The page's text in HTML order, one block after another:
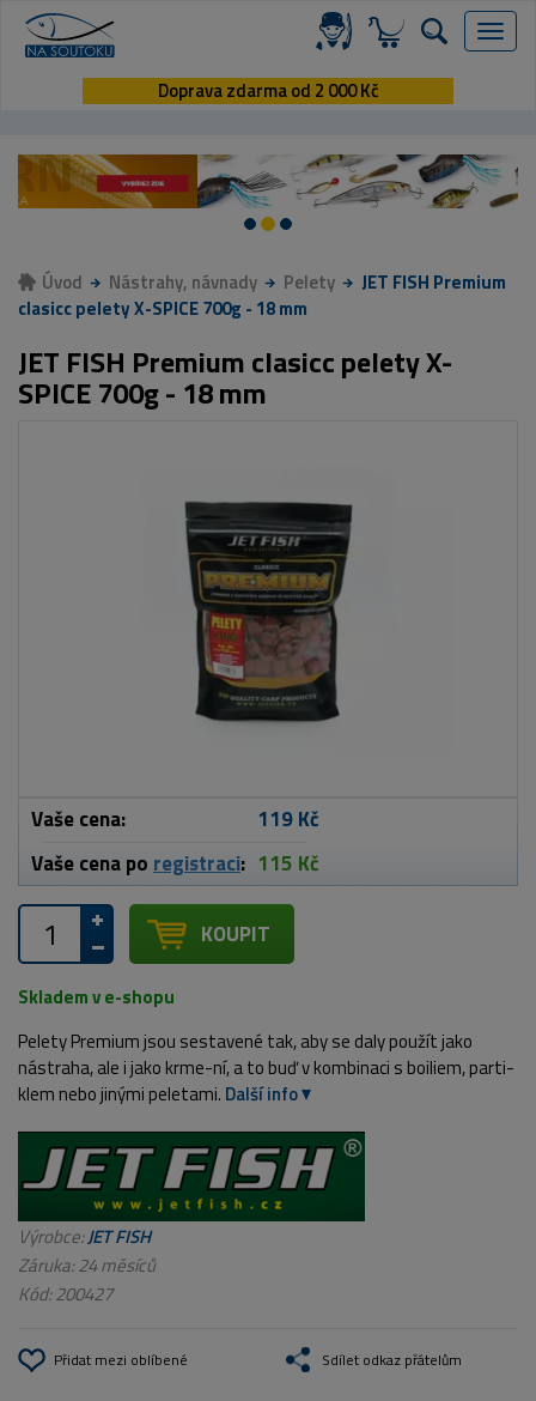
Menu
Doprava zdarma od 2 000 Kč
Úvod Nástrahy, návnady Pelety
JET FISH Premium
clasicc pelety X-SPICE 700g - 18 mm
JET FISH Premium clasicc pelety X-
SPICE 700g - 18 mm
Vaše cena:
119 Kč
Vaše cena po registraci: 115 Kč
KOUPIT
Skladem v e-shopu
Pelety Premium jsou sestavené tak, aby se daly použít jako
nástraha, ale i jako krme-ní, a to buď v kombinaci s boiliem, parti-
klem nebo jinými peletami. Další info
Výrobce:JET FISH
Záruka: 24 měsíců
Kód:200427
Přidat mezi oblíbené Sdílet odkaz přátelům